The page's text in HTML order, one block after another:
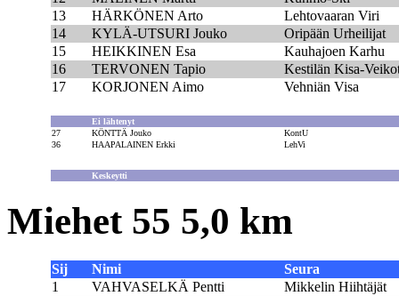
13
HÄRKÖNEN Arto
Lehtovaaran Viri
14
KYLÄ-UTSURI Jouko
Oripään Urheilijat
15
HEIKKINEN Esa
Kauhajoen Karhu
16
TERVONEN Tapio
Kestilän Kisa-
17
KORJONEN Aimo Vehniän Visa
Ei lähtenyt
27
KÖNTTÄ Jouko
KontU
36
HAAPALAINEN Erkki LehVi
Keskeytti
Miehet 55 5,0 km
Sij Nimi
Seura
1
VAHVASELKÄ Pentti
Mikkelin Hiihtäjät